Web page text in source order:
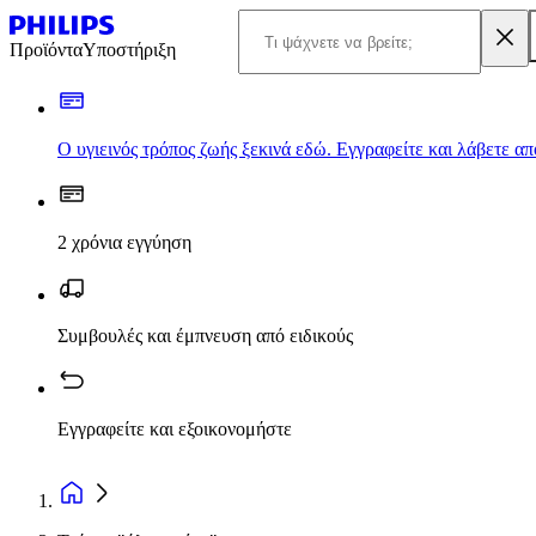
ΠροϊόνταΥποστήριξη
Ο υγιεινός τρόπος ζωής ξεκινά εδώ. Εγγραφείτε και λάβετε
2 χρόνια εγγύηση
Συμβουλές και έμπνευση από ειδικούς
Εγγραφείτε και εξοικονομήστε